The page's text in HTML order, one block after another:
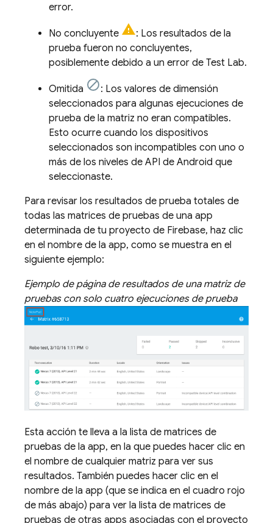
error.
No concluyente
: Los resultados de la
prueba fueron no concluyentes,
posiblemente debido a un error de Test Lab.
Omitida
: Los valores de dimensión
seleccionados para algunas ejecuciones de
prueba de la matriz no eran compatibles.
Esto ocurre cuando los dispositivos
seleccionados son incompatibles con uno o
más de los niveles de API de Android que
seleccionaste.
Para revisar los resultados de prueba totales de
todas las matrices de pruebas de una app
determinada de tu proyecto de Firebase, haz clic
en el nombre de la app, como se muestra en el
siguiente ejemplo:
Ejemplo de página de resultados de una matriz de
pruebas con solo cuatro ejecuciones de prueba
Esta acción te lleva a la lista de matrices de
pruebas de la app, en la que puedes hacer clic en
el nombre de cualquier matriz para ver sus
resultados. También puedes hacer clic en el
nombre de la app (que se indica en el cuadro rojo
de más abajo) para ver la lista de matrices de
pruebas de otras apps asociadas con el proyecto